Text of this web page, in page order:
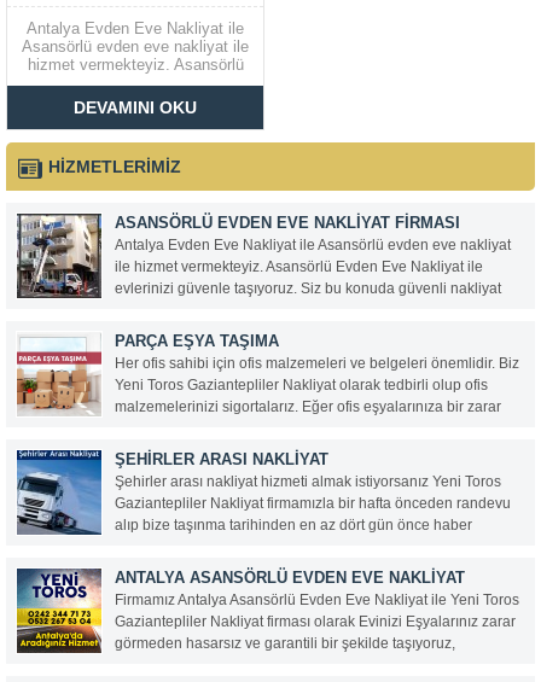
Antalya Evden Eve Nakliyat ile
Asansörlü evden eve nakliyat ile
hizmet vermekteyiz. Asansörlü
Evden Eve Nakliyat ile evlerinizi
güvenle taşıyoruz. Siz bu
konuda güvenli nakliyat firması
arıyorsanız hemen bizi arayın.
Biz de sizin evinizi iş yerinizi
ofisinizi güvenle taşıyalım.
DEVAMINI OKU
HİZMETLERİMİZ
ASANSÖRLÜ EVDEN EVE NAKLIYAT FIRMASI
Antalya Evden Eve Nakliyat ile Asansörlü evden eve nakliyat
ile hizmet vermekteyiz. Asansörlü Evden Eve Nakliyat ile
evlerinizi güvenle taşıyoruz. Siz bu konuda güvenli nakliyat
yerinizi ofisinizi güvenle taşıyalım.
PARÇA EŞYA TAŞIMA
Her ofis sahibi için ofis malzemeleri ve belgeleri önemlidir. Biz
Yeni Toros Gaziantepliler Nakliyat olarak tedbirli olup ofis
malzemelerinizi sigortalarız. Eğer ofis eşyalarınıza bir zarar
Türkiye’deki en kaliteli ofis taşımacılığı hizmetini firmamız
vermektedir. Evinizin...
ŞEHIRLER ARASI NAKLIYAT
Şehirler arası nakliyat hizmeti almak istiyorsanız Yeni Toros
Gaziantepliler Nakliyat firmamızla bir hafta önceden randevu
alıp bize taşınma tarihinden en az dört gün önce haber
firmamız taşıma tarihinden birkaç gün önceden bir ücretsiz...
ANTALYA ASANSÖRLÜ EVDEN EVE NAKLIYAT
Firmamız Antalya Asansörlü Evden Eve Nakliyat ile Yeni Toros
Gaziantepliler Nakliyat firması olarak Evinizi Eşyalarınız zarar
görmeden hasarsız ve garantili bir şekilde taşıyoruz,